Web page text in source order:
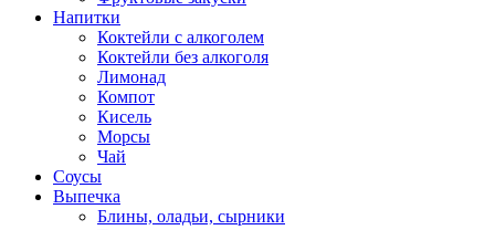
Напитки
Коктейли с алкоголем
Коктейли без алкоголя
Лимонад
Компот
Кисель
Морсы
Чай
Соусы
Выпечка
Блины, оладьи, сырники